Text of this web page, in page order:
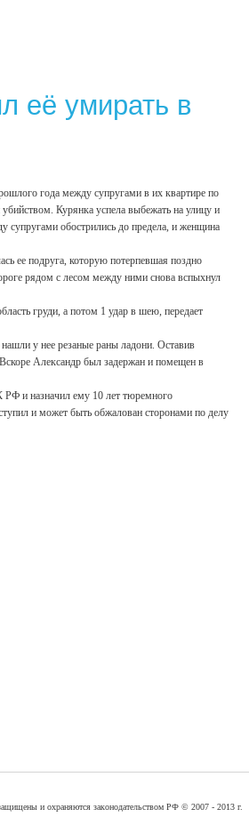
её умирать в
года между супругами в их квартире по
Курянка успела выбежать на улицу и
супругами обострились до предела, и женщина
ее подруга, которую потерпевшая поздно
рядом с лесом между ними снова вспыхнул
груди, а потом 1 удар в шею, передает
у нее резаные раны ладони. Оставив
Александр был задержан и помещен в
РФ и назначил ему 10 лет тюремного
и может быть обжалован сторонами по делу
и охраняются законодательством РФ © 2007 - 2013 г.